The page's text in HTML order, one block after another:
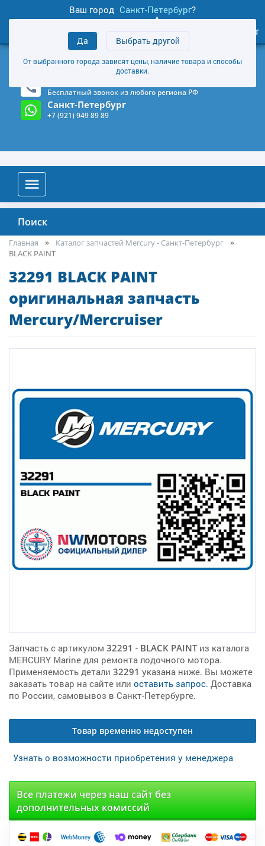
Ваш город Санкт-Петербург?
Да Выбрать другой
От выбранного города зависят цены, наличие товара и способы
доставки.
товаров
Личный кабинет
+7 (921) 949 89 89
Магазин и склад в Санкт-Петербурге (Карта)
Бесплатный звонок из любого региона РФ
Санкт-Петербург
+7 (921) 949 89 89
Поиск
Главная
Каталог запчастей Mercury - Санкт-Петербург
BLACK PAINT
32291 BLACK PAINT
оригинальная запчасть
Mercury/Mercruiser
Запчасть с артикулом 32291 - BLACK PAINTиз каталога
MERCURY Marine для ремонта лодочного мотора.
Применяемость детали 32291 указана ниже. Вы можете
заказать товар на сайте или оставить запрос. Доставка
по России, самовывоз в Санкт-Петербурге.
Товар временно недоступен
Узнать о возможности приобретения у менеджера
Все платежи через наш сайт без
дополнительных комиссий